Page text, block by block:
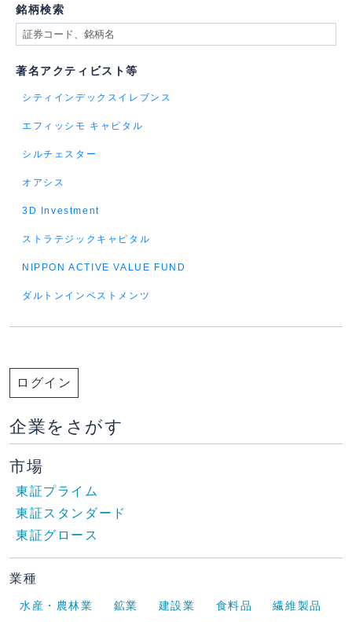
銘柄検索
著名アクティビスト等
シティインデックスイレブンス
エフィッシモ キャピタル
シルチェスター
オアシス
3D Investment
ストラテジックキャピタル
NIPPON ACTIVE VALUE FUND
ダルトンインベストメンツ
ログイン
企業をさがす
市場
東証プライム
東証スタンダード
東証グロース
業種
水産・農林業 鉱業 建設業 食料品
繊維製品